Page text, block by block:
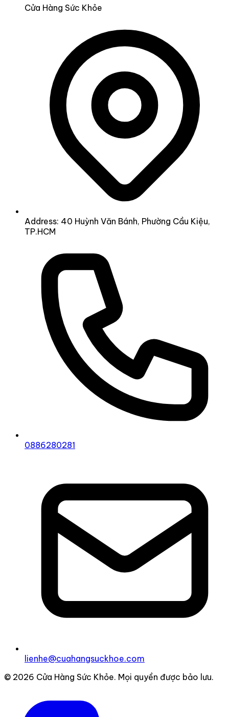
Cửa Hàng Sức Khỏe
Address: 40 Huỳnh Văn Bánh, Phường Cầu Kiệu,
TP.HCM
0886280281
lienhe@cuahangsuckhoe.com
© 2026 Cửa Hàng Sức Khỏe. Mọi quyền được bảo lưu.